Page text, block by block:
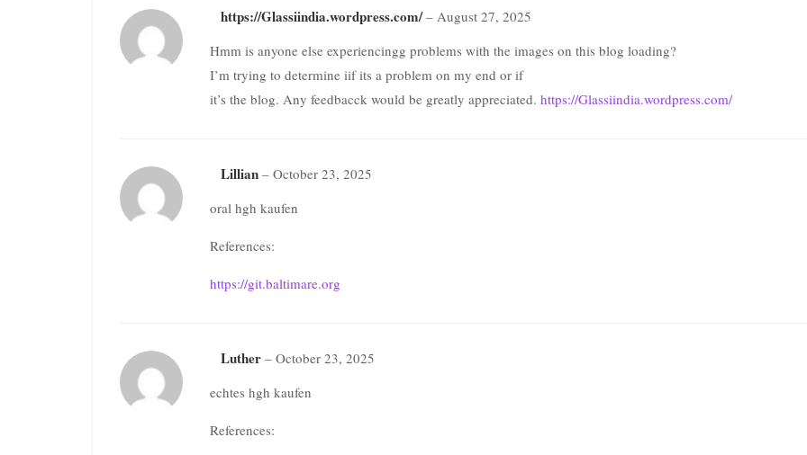
https://Glassiindia.wordpress.com/– August 27, 2025
Hmm is anyone else experiencingg problems with the images on this blog loading?
I’m trying to determine iif its a problem on my end or if
it’s the blog. Any feedbacck would be greatly appreciated. https://Glassiindia.wordpress.com/
Lillian – October 23, 2025
oral hgh kaufen
References:
https://git.baltimare.org
Luther – October 23, 2025
echtes hgh kaufen
References: